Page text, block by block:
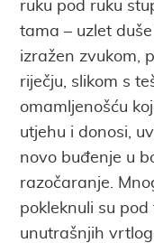
ruku pod ruku
tama – uzlet
izražen zvukom,
riječju, slikom s
omamljenošću
utjehu i donosi,
novo buđenje u
razočaranje.
pokleknuli su pod
unutrašnjih